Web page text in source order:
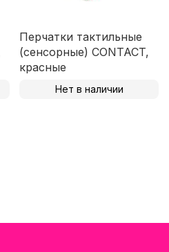
Перчатки тактильные
(сенсорные) CONTACT,
красные
Нет в наличии